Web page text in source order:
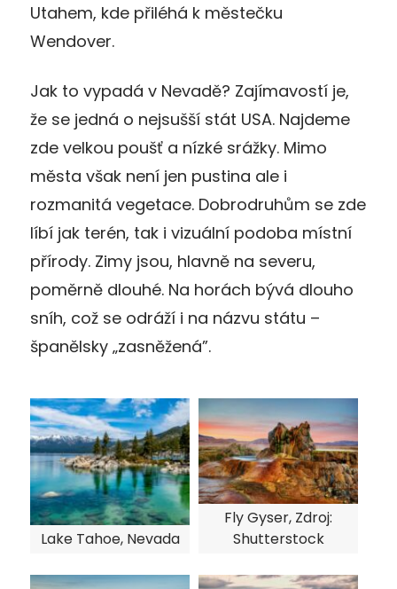
Utahem, kde přiléhá k městečku
Wendover.
Jak to vypadá v Nevadě? Zajímavostí je,
že se jedná o nejsušší stát USA. Najdeme
zde velkou poušť a nízké srážky. Mimo
města však není jen pustina ale i
rozmanitá vegetace. Dobrodruhům se zde
líbí jak terén, tak i vizuální podoba místní
přírody. Zimy jsou, hlavně na severu,
poměrně dlouhé. Na horách bývá dlouho
sníh, což se odráží i na názvu státu –
španělsky „zasněžená”.
Lake Tahoe, Nevada
Fly Gyser, Zdroj:
Shutterstock